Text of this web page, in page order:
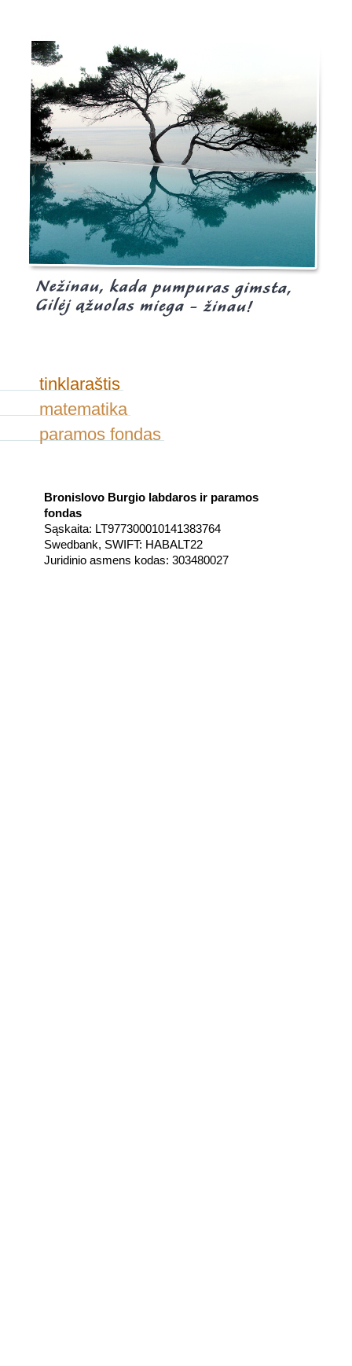
tinklaraštis
matematika
paramos fondas
Bronislovo Burgio labdaros ir paramos
fondas
Sąskaita: LT977300010141383764
Swedbank, SWIFT: HABALT22
Juridinio asmens kodas: 303480027